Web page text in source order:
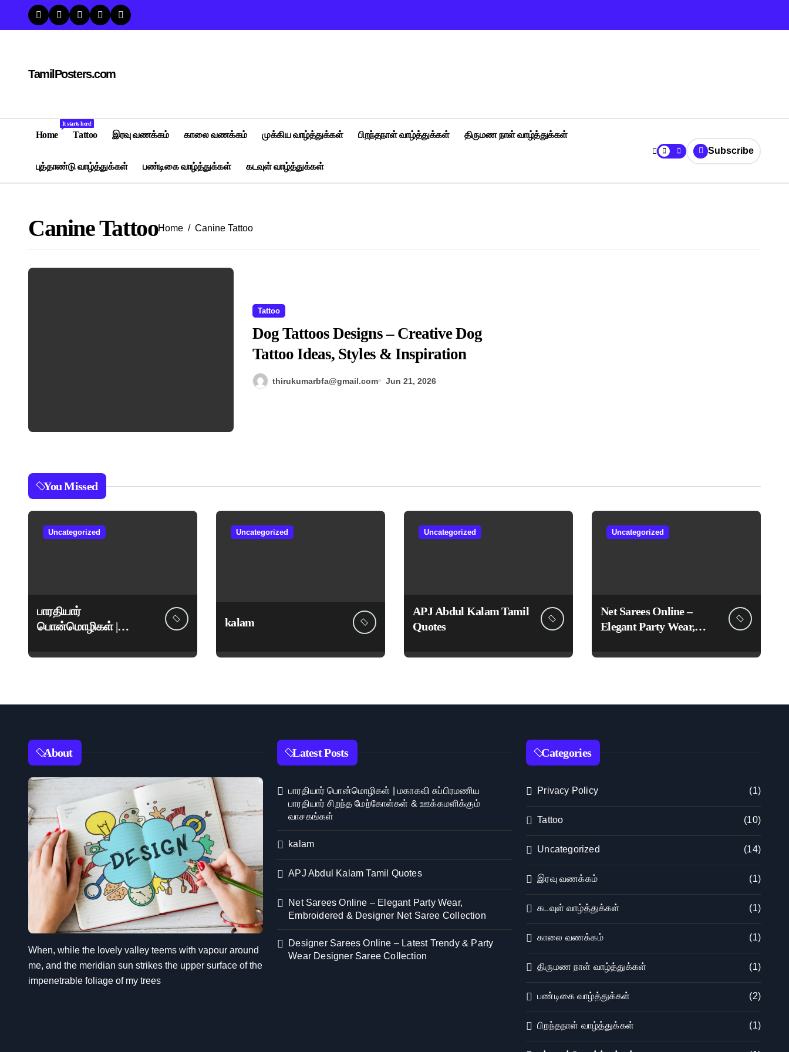
content
TamilPosters.com
Home
It starts here!
Tattoo இரவு வணக்கம் காலை வணக்கம் முக்கிய வாழ்த்துக்கள் பிறந்தநாள் வாழ்த்துக்கள் திருமண நாள் வாழ்த்துக்கள்
புத்தாண்டு வாழ்த்துக்கள் பண்டிகை வாழ்த்துக்கள் கடவுள் வாழ்த்துக்கள்
Subscribe
Canine TattooHome Canine Tattoo
Tattoo
Dog Tattoos Designs – Creative Dog
Tattoo Ideas, Styles & Inspiration
thirukumarbfa@gmail.com Jun 21, 2026
You Missed
Uncategorized
பாரதியார்
பொன்மொழிகள் |
பாரதியார் சிறந்த
வாசகங்கள்
Uncategorized
kalam
Uncategorized
APJ Abdul Kalam Tamil
Quotes
Uncategorized
Net Sarees Online –
Elegant Party Wear,
Designer Net Saree
About
When, while the lovely valley teems with vapour around
me, and the meridian sun strikes the upper surface of the
impenetrable foliage of my trees
Latest Posts
பாரதியார் பொன்மொழிகள் | மகாகவி சுப்பிரமணிய
பாரதியார் சிறந்த மேற்கோள்கள் & ஊக்கமளிக்கும்
வாசகங்கள்
kalam
APJ Abdul Kalam Tamil Quotes
Net Sarees Online – Elegant Party Wear,
Embroidered & Designer Net Saree Collection
Designer Sarees Online – Latest Trendy & Party
Wear Designer Saree Collection
Categories
Privacy Policy (1)
Tattoo (10)
Uncategorized (14)
இரவு வணக்கம் (1)
கடவுள் வாழ்த்துக்கள் (1)
காலை வணக்கம் (1)
திருமண நாள் வாழ்த்துக்கள் (1)
பண்டிகை வாழ்த்துக்கள் (2)
பிறந்தநாள் வாழ்த்துக்கள் (1)